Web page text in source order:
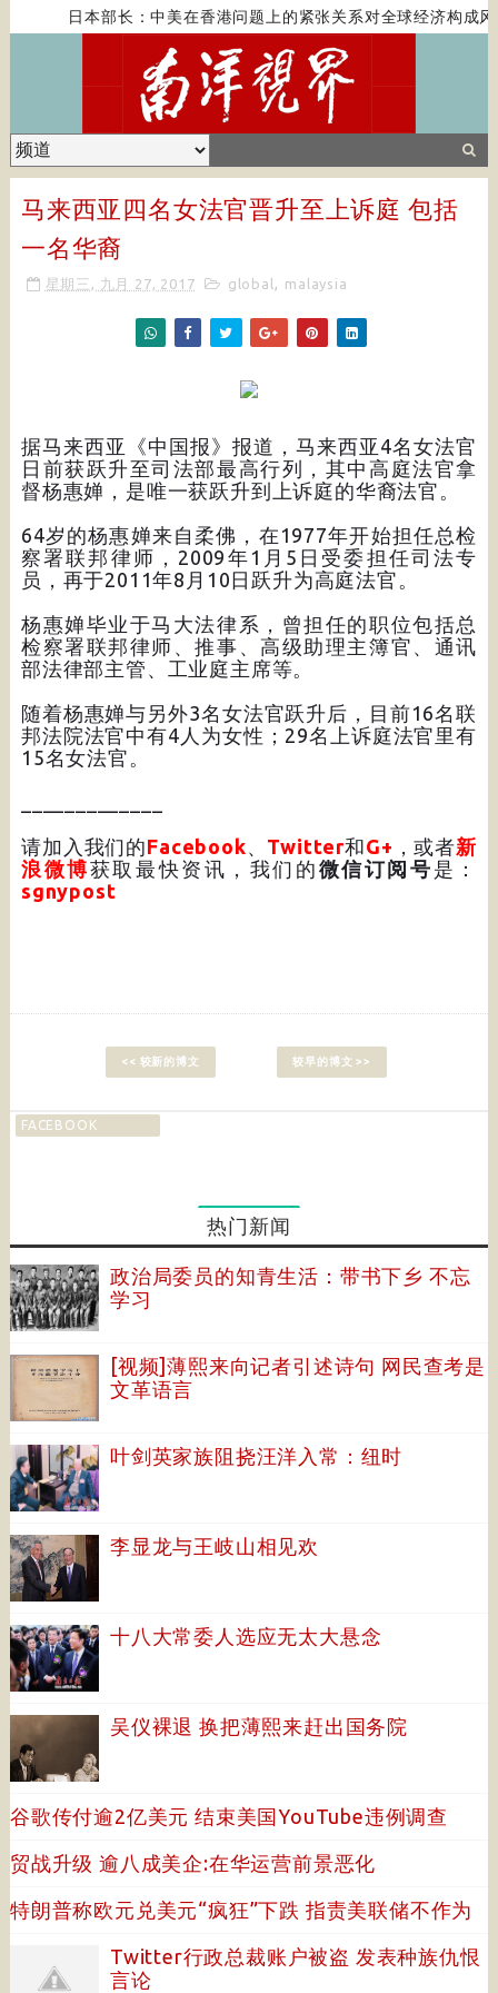
日本部长：中美在香港问题上的紧张关系对全球经济构成风
马来西亚四名女法官晋升至上诉庭 包括
一名华裔
星期三, 九月 27, 2017 global , malaysia
据马来西亚《中国报》报道，马来西亚4名女法官
日前获跃升至司法部最高行列，其中高庭法官拿
督杨惠婵，是唯一获跃升到上诉庭的华裔法官。
64岁的杨惠婵来自柔佛，在1977年开始担任总检
察署联邦律师，2009年1月5日受委担任司法专
员，再于2011年8月10日跃升为高庭法官。
杨惠婵毕业于马大法律系，曾担任的职位包括总
检察署联邦律师、推事、高级助理主簿官、通讯
部法律部主管、工业庭主席等。
随着杨惠婵与另外3名女法官跃升后，目前16名联
邦法院法官中有4人为女性；29名上诉庭法官里有
15名女法官。
请加入我们的Facebook、 Twitter和G+ ，或者新
浪微博获取最快资讯，我们的 微信订阅号 是：
sgnypost
<< 较新的博文 较早的博文 >>
FACEBOOK
热门新闻
政治局委员的知青生活：带书下乡 不忘
学习
[视频]薄熙来向记者引述诗句 网民查考是
文革语言
叶剑英家族阻挠汪洋入常：纽时
李显龙与王岐山相见欢
十八大常委人选应无太大悬念
吴仪裸退 换把薄熙来赶出国务院
谷歌传付逾2亿美元 结束美国YouTube违例调查
贸战升级 逾八成美企:在华运营前景恶化
特朗普称欧元兑美元“疯狂”下跌 指责美联储不作为
Twitter行政总裁账户被盗 发表种族仇恨
言论